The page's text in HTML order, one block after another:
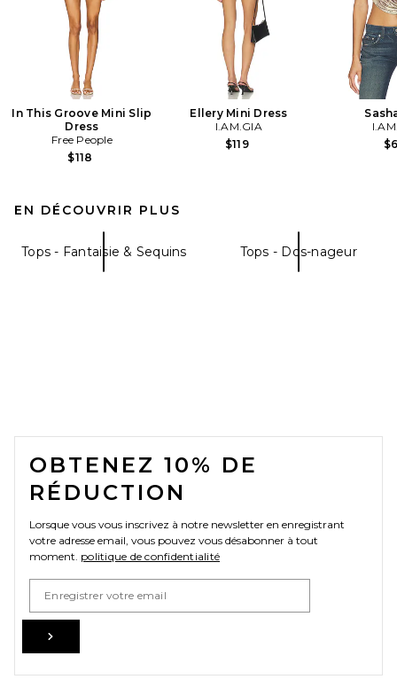
In This Groove Mini Slip
Dress
Free People
$118
Ellery Mini Dress
I.AM.GIA
$119
EN DÉCOUVRIR PLUS
Tops - Fantaisie & Sequins Tops - Dos-nageur
FOOTER
OBTENEZ 10% DE
RÉDUCTION
Lorsque vous vous inscrivez à notre newsletter en enregistrant
votre adresse email, vous pouvez vous désabonner à tout
moment. politique de confidentialité